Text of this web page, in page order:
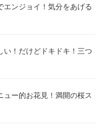
エンジョイ！気分をあげる
い！だけどドキドキ！三つ
ュー的お花見！満開の桜ス